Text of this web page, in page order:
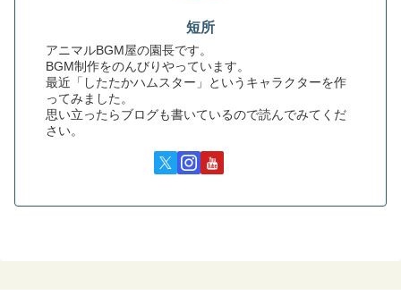
短所
アニマルBGM屋の園長です。
BGM制作をのんびりやっています。
最近「したたかハムスター」というキャラクターを作
ってみました。
思い立ったらブログも書いているので読んでみてくだ
さい。